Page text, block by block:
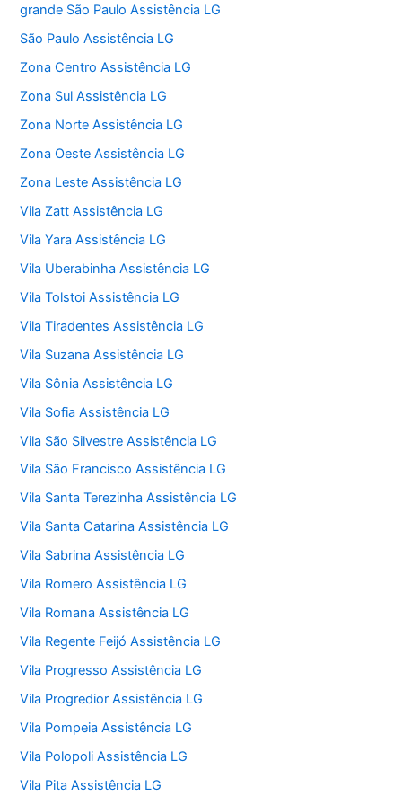
grande São Paulo Assistência LG
São Paulo Assistência LG
Zona Centro Assistência LG
Zona Sul Assistência LG
Zona Norte Assistência LG
Zona Oeste Assistência LG
Zona Leste Assistência LG
Vila Zatt Assistência LG
Vila Yara Assistência LG
Vila Uberabinha Assistência LG
Vila Tolstoi Assistência LG
Vila Tiradentes Assistência LG
Vila Suzana Assistência LG
Vila Sônia Assistência LG
Vila Sofia Assistência LG
Vila São Silvestre Assistência LG
Vila São Francisco Assistência LG
Vila Santa Terezinha Assistência LG
Vila Santa Catarina Assistência LG
Vila Sabrina Assistência LG
Vila Romero Assistência LG
Vila Romana Assistência LG
Vila Regente Feijó Assistência LG
Vila Progresso Assistência LG
Vila Progredior Assistência LG
Vila Pompeia Assistência LG
Vila Polopoli Assistência LG
Vila Pita Assistência LG